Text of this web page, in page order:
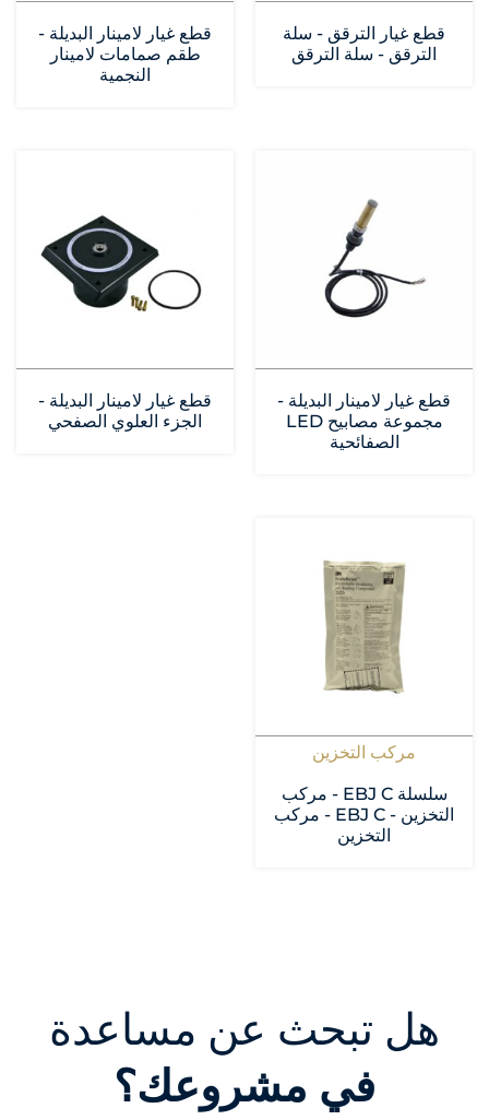
قطع غيار الترقق - سلة
الترقق - سلة الترقق
قطع غيار لامينار البديلة -
طقم صمامات لامينار
النجمية
قطع غيار لامينار البديلة -
مجموعة مصابيح LED
الصفائحية
قطع غيار لامينار البديلة -
الجزء العلوي الصفحي
مركب التخزين
سلسلة EBJ C - مركب
التخزين - EBJ C - مركب
التخزين
هل تبحث عن مساعدة
في مشروعك؟